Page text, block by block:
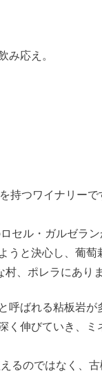
み応え。
持つワイナリーで
セル・ガルゼラ
と決心し、葡萄
、ポレラにありま
呼ばれる粘板岩
く伸びていき、ミ
るのではなく、